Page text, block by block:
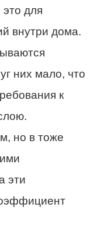
для
внутри дома.
них мало, что
к
но в тоже
эти